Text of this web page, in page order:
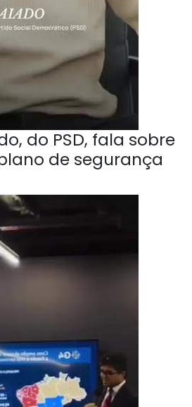
do PSD, fala sobre
de segurança